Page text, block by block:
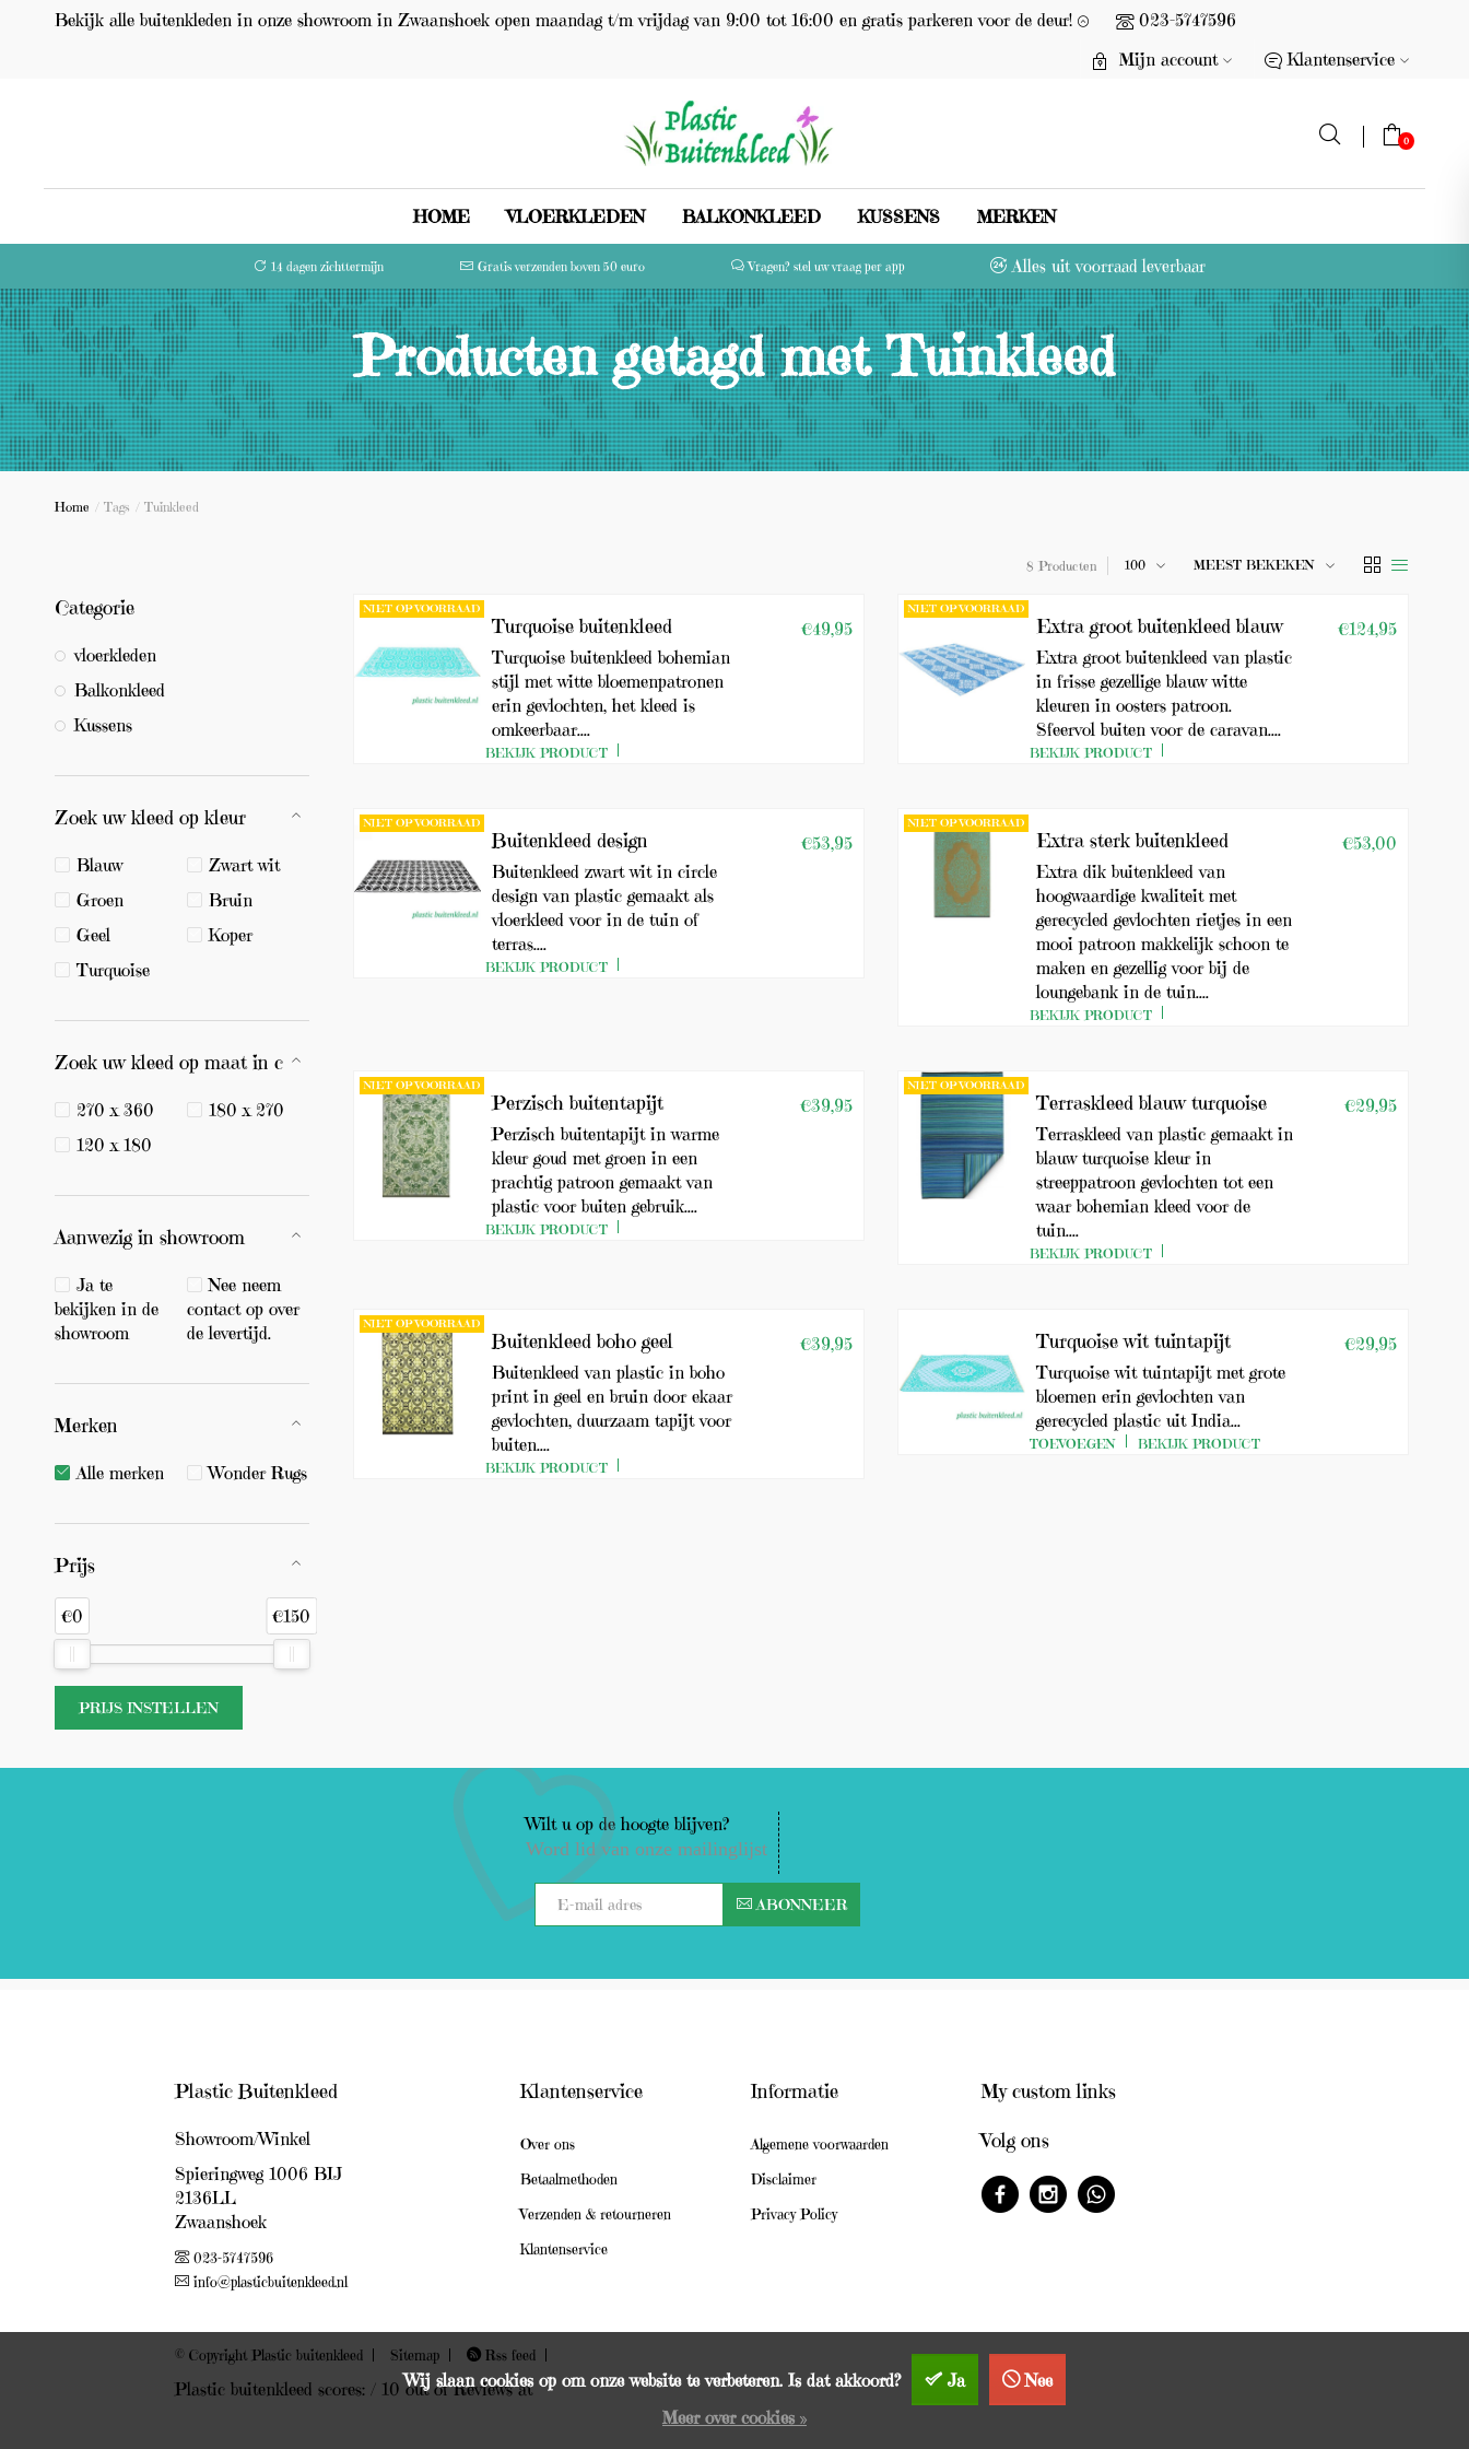
Bekijk alle buitenkleden in onze showroom in Zwaanshoek open maandag t/m vrijdag van 9:00 tot 16:00 en gratis parkeren voor de deur!
023-5747596
Mijn account
Klantenservice
0
HOME VLOERKLEDEN BALKONKLEED KUSSENS MERKEN
14 dagen zichttermijn Gratis verzenden boven 50 euro Vragen? stel uw vraag per app Alles uit voorraad leverbaar
Producten getagd met Tuinkleed
Home / Tags / Tuinkleed
8 Producten 100 MEEST BEKEKEN
Categorie
vloerkleden
Balkonkleed
Kussens
Zoek uw kleed op kleur
Blauw
Zwart wit
Groen
Bruin
Geel
Koper
Turquoise
Zoek uw kleed op maat in cm
270 x 360
180 x 270
120 x 180
Aanwezig in showroom
Ja te
bekijken in de
showroom
Nee neem
contact op over
de levertijd.
Merken
Alle merken Wonder Rugs
Prijs
€0 €150
NIET OP VOORRAAD
Turquoise buitenkleed
Turquoise buitenkleed bohemian
stijl met witte bloemenpatronen
erin gevlochten, het kleed is
omkeerbaar....
€49,95
BEKIJK PRODUCT
NIET OP VOORRAAD
Extra groot buitenkleed blauw
Extra groot buitenkleed van plastic
in frisse gezellige blauw witte
kleuren in oosters patroon.
Sfeervol buiten voor de caravan....
€124,95
BEKIJK PRODUCT
NIET OP VOORRAAD
Buitenkleed design
Buitenkleed zwart wit in circle
design van plastic gemaakt als
vloerkleed voor in de tuin of
terras....
€53,95
BEKIJK PRODUCT
NIET OP VOORRAAD
Extra sterk buitenkleed
Extra dik buitenkleed van
hoogwaardige kwaliteit met
gerecycled gevlochten rietjes in een
mooi patroon makkelijk schoon te
maken en gezellig voor bij de
loungebank in de tuin....
€53,00
BEKIJK PRODUCT
NIET OP VOORRAAD
Perzisch buitentapijt
Perzisch buitentapijt in warme
kleur goud met groen in een
prachtig patroon gemaakt van
plastic voor buiten gebruik....
€39,95
BEKIJK PRODUCT
NIET OP VOORRAAD
Terraskleed blauw turquoise
Terraskleed van plastic gemaakt in
blauw turquoise kleur in
streeppatroon gevlochten tot een
waar bohemian kleed voor de
tuin....
€29,95
BEKIJK PRODUCT
NIET OP VOORRAAD
Buitenkleed boho geel
Buitenkleed van plastic in boho
print in geel en bruin door ekaar
gevlochten, duurzaam tapijt voor
buiten....
€39,95
BEKIJK PRODUCT
Turquoise wit tuintapijt
Turquoise wit tuintapijt met grote
bloemen erin gevlochten van
gerecycled plastic uit India...
€29,95
TOEVOEGEN BEKIJK PRODUCT
Wilt u op de hoogte blijven?
Word lid van onze mailinglijst
ABONNEER
Plastic Buitenkleed
Showroom/Winkel
Spieringweg 1006 BIJ
2136LL
Zwaanshoek
023-5747596
info@plasticbuitenkleed.nl
Klantenservice
Over ons
Betaalmethoden
Verzenden & retourneren
Klantenservice
Informatie
Algemene voorwaarden
Disclaimer
Privacy Policy
My custom links
Volg ons
© Copyright Plastic buitenkleed Sitemap Rss feed
Plastic buitenkleed scores:/ 10 out ofReviews at
G
e
n
p
r
o
d
t
n
d
a
s
o
(0)
Wij slaan cookies op om onze website te verbeteren. Is dat akkoord? Ja
Nee
Meer over cookies »